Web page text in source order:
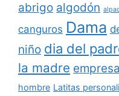
abrigo algodón
canguros Dama
niño dia del
la madre
hombre Latitas